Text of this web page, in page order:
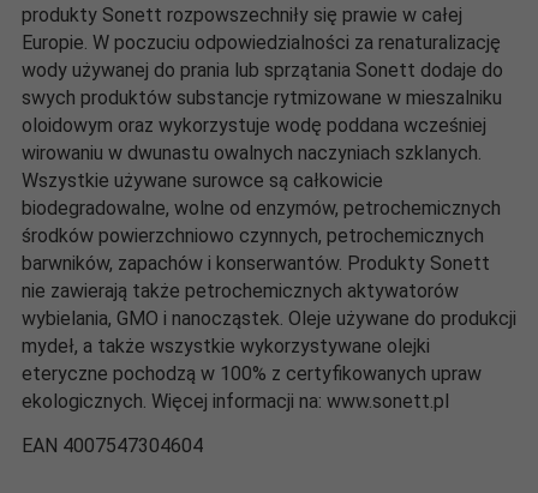
produkty Sonett rozpowszechniły się prawie w całej
Europie. W poczuciu odpowiedzialności za renaturalizację
wody używanej do prania lub sprzątania Sonett dodaje do
swych produktów substancje rytmizowane w mieszalniku
oloidowym oraz wykorzystuje wodę poddana wcześniej
wirowaniu w dwunastu owalnych naczyniach szklanych.
Wszystkie używane surowce są całkowicie
biodegradowalne, wolne od enzymów, petrochemicznych
środków powierzchniowo czynnych, petrochemicznych
barwników, zapachów i konserwantów. Produkty Sonett
nie zawierają także petrochemicznych aktywatorów
wybielania, GMO i nanocząstek. Oleje używane do produkcji
mydeł, a także wszystkie wykorzystywane olejki
eteryczne pochodzą w 100% z certyfikowanych upraw
ekologicznych. Więcej informacji na: www.sonett.pl
EAN 4007547304604